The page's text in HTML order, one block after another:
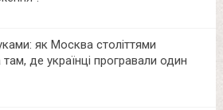
як Москва століттями
там, де українці програвали один